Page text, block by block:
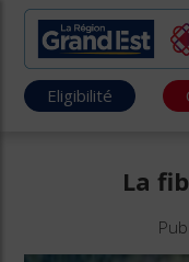
Eligibilité
La